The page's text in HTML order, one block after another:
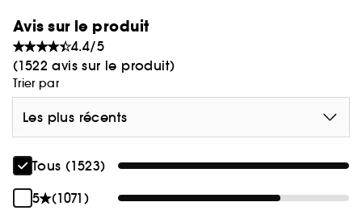
Avis sur le produit
4.4/5
(1522 avis sur le produit)
Trier par
Les plus récents
Tous (1523)
5
(1071)